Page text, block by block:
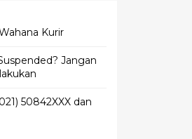
Kurir
Jangan
50842XXX dan